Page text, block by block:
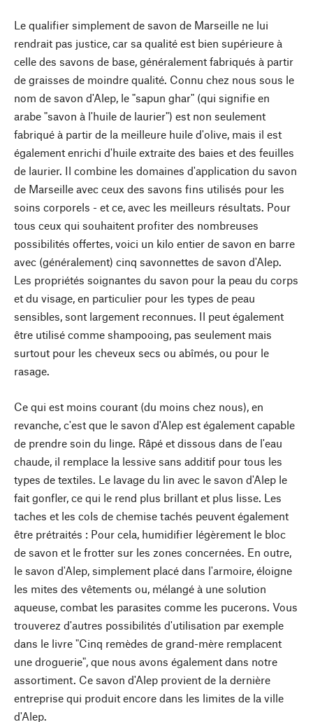
Le qualifier simplement de savon de Marseille ne lui
rendrait pas justice, car sa qualité est bien supérieure à
celle des savons de base, généralement fabriqués à partir
de graisses de moindre qualité. Connu chez nous sous le
nom de savon d'Alep, le "sapun ghar" (qui signifie en
arabe "savon à l'huile de laurier") est non seulement
fabriqué à partir de la meilleure huile d'olive, mais il est
également enrichi d'huile extraite des baies et des feuilles
de laurier. Il combine les domaines d'application du savon
de Marseille avec ceux des savons fins utilisés pour les
soins corporels - et ce, avec les meilleurs résultats. Pour
tous ceux qui souhaitent profiter des nombreuses
possibilités offertes, voici un kilo entier de savon en barre
avec (généralement) cinq savonnettes de savon d'Alep.
Les propriétés soignantes du savon pour la peau du corps
et du visage, en particulier pour les types de peau
sensibles, sont largement reconnues. Il peut également
être utilisé comme shampooing, pas seulement mais
surtout pour les cheveux secs ou abîmés, ou pour le
rasage.
Ce qui est moins courant (du moins chez nous), en
revanche, c'est que le savon d'Alep est également capable
de prendre soin du linge. Râpé et dissous dans de l'eau
chaude, il remplace la lessive sans additif pour tous les
types de textiles. Le lavage du lin avec le savon d'Alep le
fait gonfler, ce qui le rend plus brillant et plus lisse. Les
taches et les cols de chemise tachés peuvent également
être prétraités : Pour cela, humidifier légèrement le bloc
de savon et le frotter sur les zones concernées. En outre,
le savon d'Alep, simplement placé dans l'armoire, éloigne
les mites des vêtements ou, mélangé à une solution
aqueuse, combat les parasites comme les pucerons. Vous
trouverez d'autres possibilités d'utilisation par exemple
dans le livre "Cinq remèdes de grand-mère remplacent
une droguerie", que nous avons également dans notre
assortiment. Ce savon d'Alep provient de la dernière
entreprise qui produit encore dans les limites de la ville
d'Alep.